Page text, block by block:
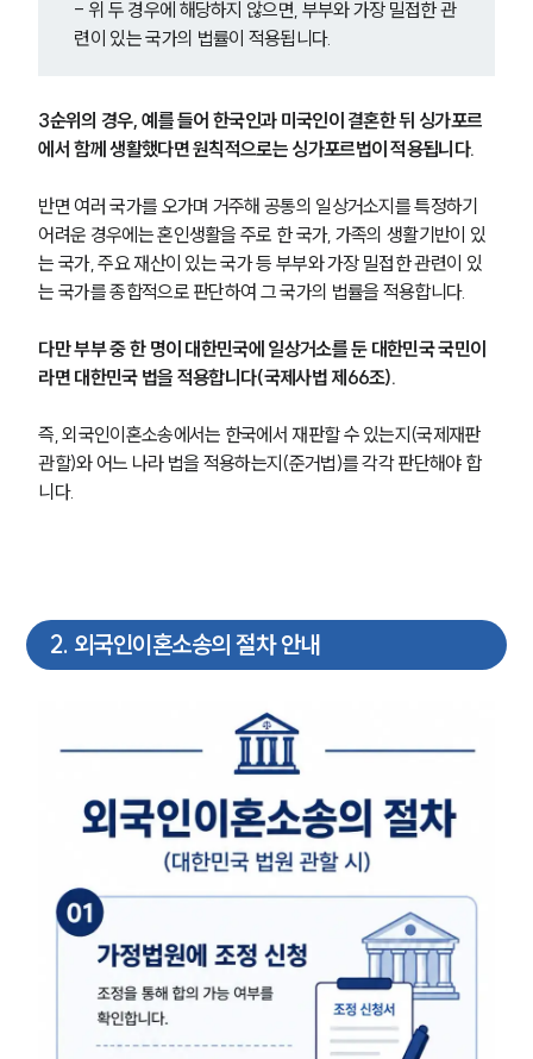
- 위 두 경우에 해당하지 않으면, 부부와 가장 밀접한 관
련이 있는 국가의 법률이 적용됩니다.
3순위의 경우, 예를 들어 한국인과 미국인이 결혼한 뒤 싱가포르
에서 함께 생활했다면 원칙적으로는 싱가포르법이 적용됩니다.
반면 여러 국가를 오가며 거주해 공통의 일상거소지를 특정하기
어려운 경우에는 혼인생활을 주로 한 국가, 가족의 생활기반이 있
는 국가, 주요 재산이 있는 국가 등 부부와 가장 밀접한 관련이 있
는 국가를 종합적으로 판단하여 그 국가의 법률을 적용합니다.
다만 부부 중 한 명이 대한민국에 일상거소를 둔 대한민국 국민이
라면 대한민국 법을 적용합니다(국제사법 제66조).
즉, 외국인이혼소송에서는 한국에서 재판할 수 있는지(국제재판
관할)와 어느 나라 법을 적용하는지(준거법)를 각각 판단해야 합
니다.
2. 외국인이혼소송의 절차 안내